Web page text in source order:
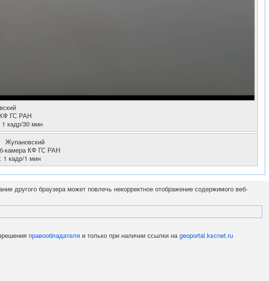
ГС РАН
1 кадр/30 мин
Жупановский
камера КФ ГС РАН
1 кадр/1 мин
другого браузера может повлечь некорректное отображение содержимого веб-
правообладателя и только при наличии ссылки наgeoportal.kscnet.ru